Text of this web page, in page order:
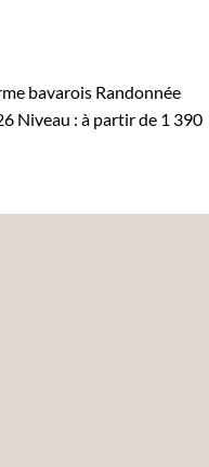
bavarois Randonnée
Niveau : à partir de 1 390